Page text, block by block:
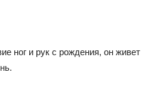
ног и рук с рождения, он живет